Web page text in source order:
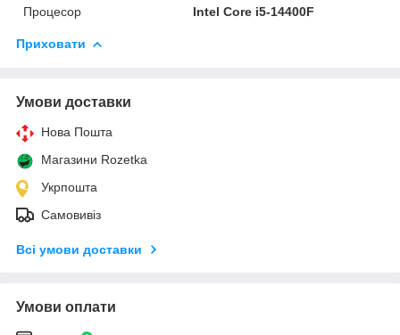
Процесор
Intel Core i5-14400F
Приховати
Умови доставки
Нова Пошта
Магазини Rozetka
Укрпошта
Самовивіз
Всі умови доставки
Умови оплати